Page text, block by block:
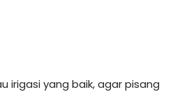
irigasi yang baik, agar pisang